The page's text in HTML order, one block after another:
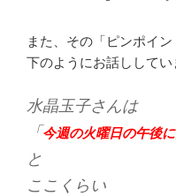
また、その「ピンポイ
下のようにお話ししてい
水晶玉子さんは
「 今週の火曜日の午後に
と
ここくらい